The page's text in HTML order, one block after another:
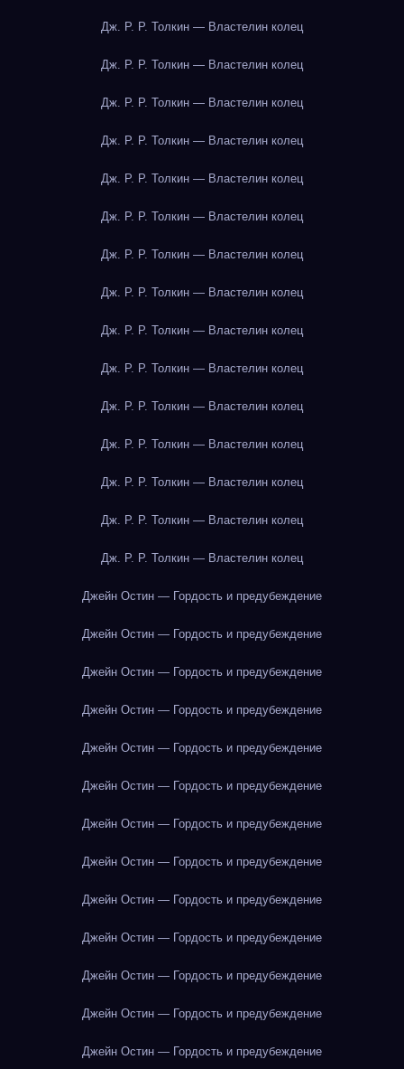
Дж. Р. Р. Толкин — Властелин колец
Дж. Р. Р. Толкин — Властелин колец
Дж. Р. Р. Толкин — Властелин колец
Дж. Р. Р. Толкин — Властелин колец
Дж. Р. Р. Толкин — Властелин колец
Дж. Р. Р. Толкин — Властелин колец
Дж. Р. Р. Толкин — Властелин колец
Дж. Р. Р. Толкин — Властелин колец
Дж. Р. Р. Толкин — Властелин колец
Дж. Р. Р. Толкин — Властелин колец
Дж. Р. Р. Толкин — Властелин колец
Дж. Р. Р. Толкин — Властелин колец
Дж. Р. Р. Толкин — Властелин колец
Дж. Р. Р. Толкин — Властелин колец
Дж. Р. Р. Толкин — Властелин колец
Джейн Остин — Гордость и предубеждение
Джейн Остин — Гордость и предубеждение
Джейн Остин — Гордость и предубеждение
Джейн Остин — Гордость и предубеждение
Джейн Остин — Гордость и предубеждение
Джейн Остин — Гордость и предубеждение
Джейн Остин — Гордость и предубеждение
Джейн Остин — Гордость и предубеждение
Джейн Остин — Гордость и предубеждение
Джейн Остин — Гордость и предубеждение
Джейн Остин — Гордость и предубеждение
Джейн Остин — Гордость и предубеждение
Джейн Остин — Гордость и предубеждение